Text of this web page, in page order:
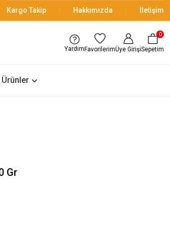
Kargo Takip Hakkımızda İletişim
Yardım FavorilerimÜye GirişiSepetim
0
Ürünler
Gr